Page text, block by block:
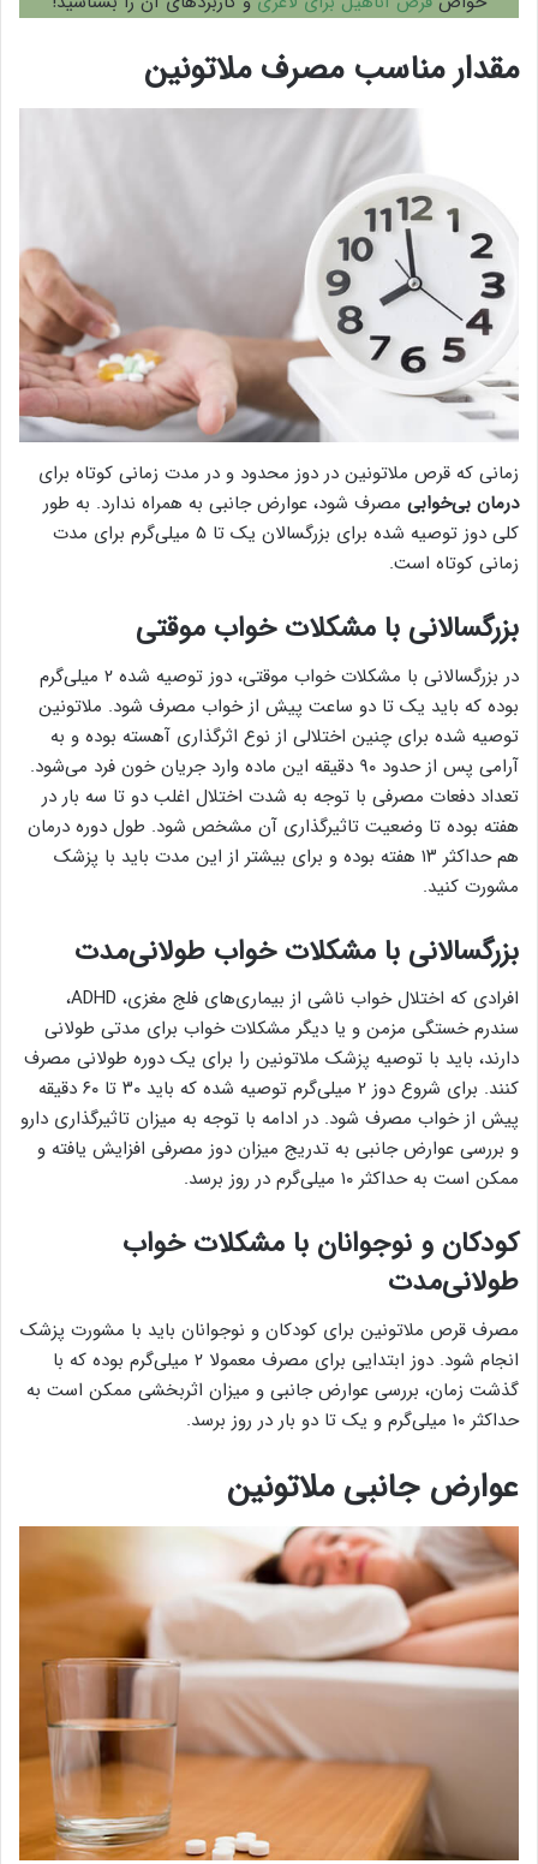
مقدار مناسب مصرف ملاتونین
زمانی که قرص ملاتونین در دوز محدود و در مدت زمانی کوتاه برای
درمان بی‌خوابی مصرف شود، عوارض جانبی به همراه ندارد. به طور
کلی دوز توصیه شده برای بزرگسالان یک تا ۵ میلی‌گرم برای مدت
زمانی کوتاه است.
بزرگسالانی با مشکلات خواب موقتی
در بزرگسالانی با مشکلات خواب موقتی، دوز توصیه شده ۲ میلی‌گرم
بوده که باید یک تا دو ساعت پیش از خواب مصرف شود. ملاتونین
توصیه شده برای چنین اختلالی از نوع اثرگذاری آهسته بوده و به
آرامی پس از حدود ۹۰ دقیقه این ماده وارد جریان خون فرد می‌شود.
تعداد دفعات مصرفی با توجه به شدت اختلال اغلب دو تا سه بار در
هفته بوده تا وضعیت تاثیرگذاری آن مشخص شود. طول دوره درمان
هم حداکثر ۱۳ هفته بوده و برای بیشتر از این مدت باید با پزشک
مشورت کنید.
بزرگسالانی با مشکلات خواب طولانی‌مدت
افرادی که اختلال خواب ناشی از بیماری‌های فلج مغزی، ADHD،
سندرم خستگی مزمن و یا دیگر مشکلات خواب برای مدتی طولانی
دارند، باید با توصیه پزشک ملاتونین را برای یک دوره طولانی مصرف
کنند. برای شروع دوز ۲ میلی‌گرم توصیه شده که باید ۳۰ تا ۶۰ دقیقه
پیش از خواب مصرف شود. در ادامه با توجه به میزان تاثیرگذاری دارو
و بررسی عوارض جانبی به تدریج میزان دوز مصرفی افزایش یافته و
ممکن است به حداکثر ۱۰ میلی‌گرم در روز برسد.
کودکان و نوجوانان با مشکلات خواب
طولانی‌مدت
مصرف قرص ملاتونین برای کودکان و نوجوانان باید با مشورت پزشک
انجام شود. دوز ابتدایی برای مصرف معمولا ۲ میلی‌گرم بوده که با
گذشت زمان، بررسی عوارض جانبی و میزان اثربخشی ممکن است به
حداکثر ۱۰ میلی‌گرم و یک تا دو بار در روز برسد.
عوارض جانبی ملاتونین